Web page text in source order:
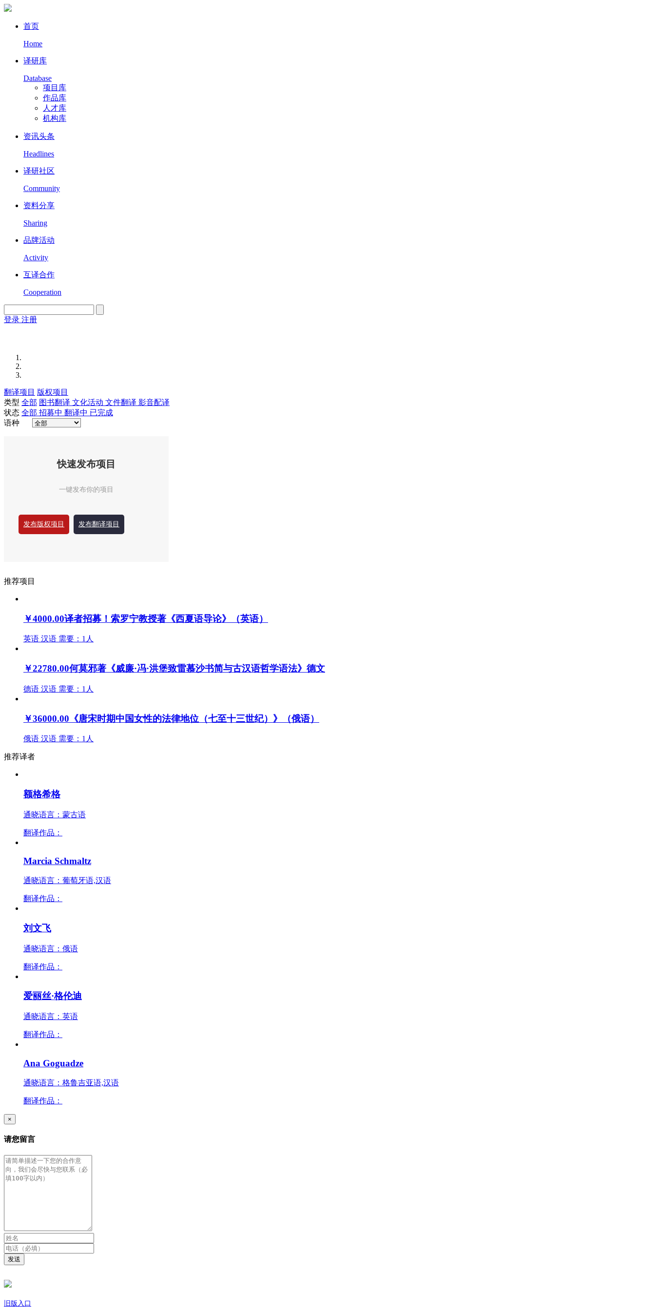
首页
Home
译研库
Database
项目库
作品库
人才库
机构库
资讯头条
Headlines
译研社区
Community
资料分享
Sharing
品牌活动
Activity
互译合作
Cooperation
登录 注册
翻译项目 版权项目
类型 全部 图书翻译 文化活动 文件翻译 影音配译
状态 全部 招募中 翻译中 已完成
语种
快速发布项目
一键发布你的项目
发布版权项目 发布翻译项目
推荐项目
￥4000.00译者招募！索罗宁教授著《西夏语导论》（英语）
英语 汉语 需要：1人
￥22780.00何莫邪著《威廉·冯·洪堡致雷慕沙书简与古汉语哲学语法》德文
德语 汉语 需要：1人
￥36000.00 《唐宋时期中国女性的法律地位（七至十三世纪）》（俄语）
俄语 汉语 需要：1人
推荐译者
额格希格
通晓语言：蒙古语
翻译作品：
Marcia Schmaltz
通晓语言：葡萄牙语,汉语
翻译作品：
刘文飞
通晓语言：俄语
翻译作品：
爱丽丝·格伦迪
通晓语言：英语
翻译作品：
Ana Goguadze
通晓语言：格鲁吉亚语,汉语
翻译作品：
×
请您留言
发送
旧版入口